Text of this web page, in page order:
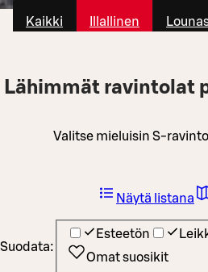
Kaikki Illallinen
Lähimmät ravintolat
Valitse mieluisin S-
Suodata:
Esteetön
Omat suosikit
Näytä listana